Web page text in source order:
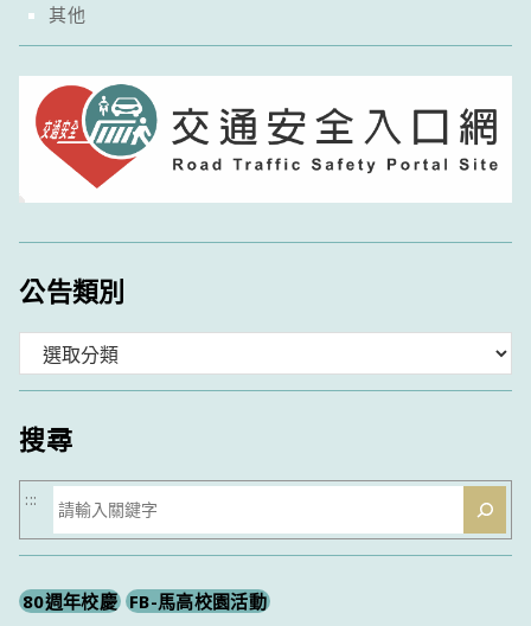
其他
公告類別
類
搜尋
搜
尋
:::
80週年校慶 FB-馬高校園活動